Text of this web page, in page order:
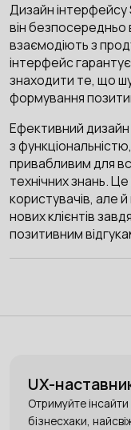
Дизайн інтерфейсу
він безпосередньо
взаємодіють з
інтерфейс
знаходити те, що
формування
Ефективний
з
привабливим для
технічних знань.
користувачів, але й
нових клієнтів
позитивним
UX-
Отримуйте інсайти
бізнесхаки,